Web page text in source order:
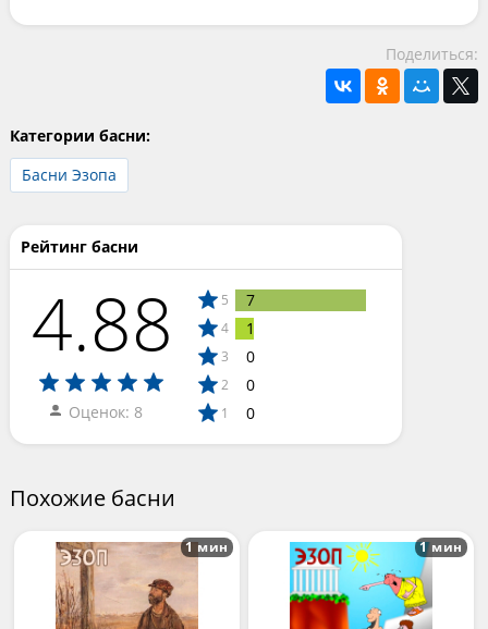
Поделиться:
Категории басни:
Басни Эзопа
Рейтинг басни
4.88
Оценок: 8
5 7
4 1
3 0
2 0
1 0
Похожие басни
1 мин 1 мин